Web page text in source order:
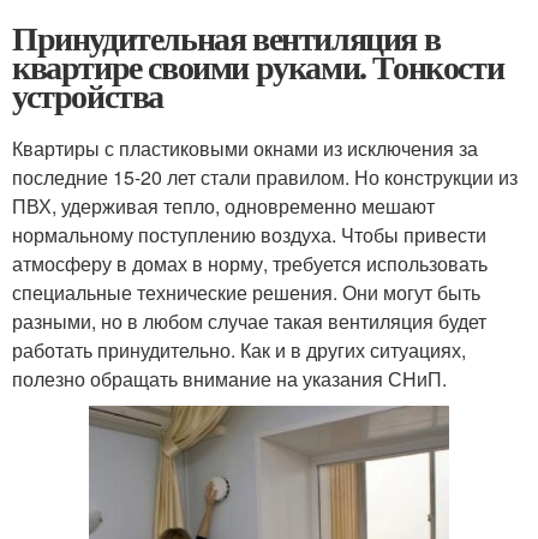
Принудительная вентиляция в
квартире своими руками. Тонкости
устройства
Квартиры с пластиковыми окнами из исключения за
последние 15-20 лет стали правилом. Но конструкции из
ПВХ, удерживая тепло, одновременно мешают
нормальному поступлению воздуха. Чтобы привести
атмосферу в домах в норму, требуется использовать
специальные технические решения. Они могут быть
разными, но в любом случае такая вентиляция будет
работать принудительно. Как и в других ситуациях,
полезно обращать внимание на указания СНиП.